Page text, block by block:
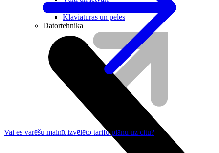
Klaviatūras un peles
Datortehnika
Vai es varēšu mainīt izvēlēto tarifu plānu uz citu?